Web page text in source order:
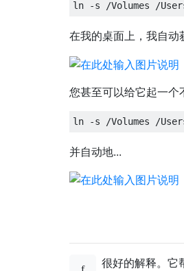
ln -s /Volumes /
在我的桌面上，我自动
您甚至可以给它起一个
ln -s /Volumes /
并自动地...
很好的解释。它